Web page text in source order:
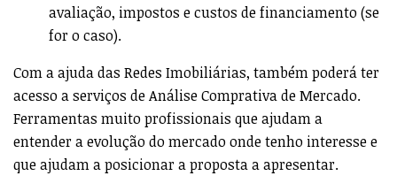
avaliação, impostos e custos de financiamento (se
for o caso).
Com a ajuda das Redes Imobiliárias, também poderá ter
acesso a serviços de Análise Comprativa de Mercado.
Ferramentas muito profissionais que ajudam a
entender a evolução do mercado onde tenho interesse e
que ajudam a posicionar a proposta a apresentar.